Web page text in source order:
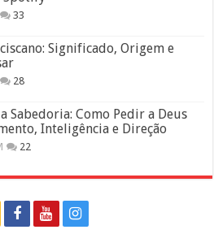
33
Significado, Origem e
28
Sabedoria: Como Pedir a Deus
Inteligência e Direção
22